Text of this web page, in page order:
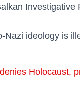
Investigative
Nazi ideology is
Holocaust,